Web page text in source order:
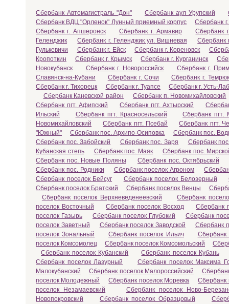
Сбербанк Автомагистраль "Дон" Сбербанк аул Урупский
Сбербанк ВДЦ "Орленок" Лунный приемный корпус
Сбербанк
Сбербанк г. Апшеронск
Сбербанк г. Армавир
Сбербанк
Геленджик
Сбербанк г. Геленджик ул. Вишневая
Сбербанк
Гулькевичи
Сбербанк г. Ейск Сбербанк г. Кореновск
Кропоткин
Сбербанк г. Крымск Сбербанк г. Курганинск
Новокубанск
Сбербанк г. Новороссийск
Сбербанк г.
Славянск-на-Кубани
Сбербанк г. Сочи
Сбербанк г. Темрюк
Сбербанк г. Тихорецк
Сбербанк г. Туапсе
Сбербанк г. Усть-
Сбербанк Каневской район
Сбербанк п. Новомихайловский
Сбербанк пгт. Афипский
Сбербанк пгт. Ахтырский
Ильский
Сбербанк пгт. Красносельский
Сбербанк пгт.
Новомихайловский
Сбербанк пгт. Псебай
Сбербанк пгт.
"Южный"
Сбербанк пос. Архипо-Осиповка
Сбербанк пос.
Сбербанк пос. Забойский
Сбербанк пос. Заря
Сбербанк
Кубанская степь
Сбербанк пос. Маяк
Сбербанк пос.
Сбербанк пос. Новые Поляны
Сбербанк пос. Октябрьский
Сбербанк пос. Родники
Сбербанк поселок Агроном
Сбербанк поселок Бейсуг
Сбербанк поселок Белозерный
Сбербанк поселок Братский
Сбербанк поселок Венцы
Сбербанк поселок Верхневеденеевский
Сбербанк
поселок Восточный
Сбербанк поселок Восход
Сбербанк
поселок Газырь
Сбербанк поселок Глубокий
Сбербанк
поселок Заветный
Сбербанк поселок Заводской
Сбербанк
поселок Зональный
Сбербанк поселок Ильич
Сбербанк
поселок Комсомолец
Сбербанк поселок Комсомольский
Сбербанк поселок Кубанский
Сбербанк поселок Кубань
Сбербанк поселок Лазурный
Сбербанк поселок Максима
Малокубанский
Сбербанк поселок Малороссийский
поселок Молодежный
Сбербанк поселок Моревка
Сбербанк
поселок Незамаевский
Сбербанк поселок Ново-
Новопокровский
Сбербанк поселок Образцовый